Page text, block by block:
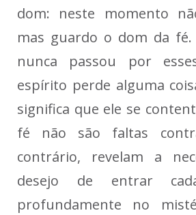
dom: neste momento
mas guardo o dom da
nunca passou por
espírito perde alguma
significa que ele se
fé não são faltas
contrário, revelam a
desejo de entrar
profundamente no